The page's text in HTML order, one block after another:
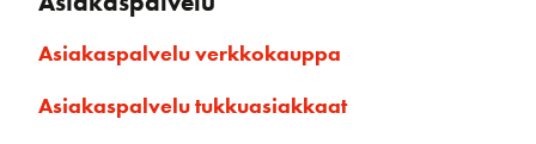
Asiakaspalvelu verkkokauppa
Asiakaspalvelu tukkuasiakkaat